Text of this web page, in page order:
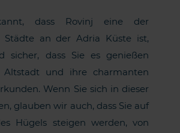
dass Rovinj eine der
Städte an der Adria Küste ist,
sicher, dass Sie es genießen
Altstadt und ihre charmanten
Wenn Sie sich in dieser
glauben wir auch, dass Sie auf
Hügels steigen werden, von